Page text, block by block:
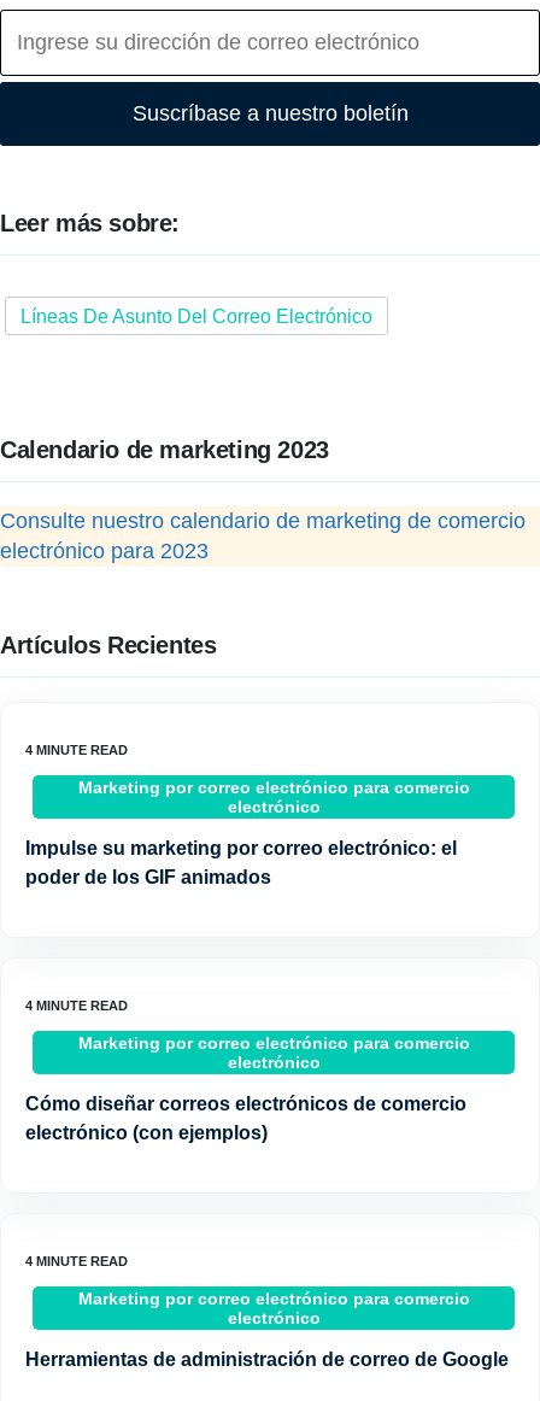
Suscríbase a nuestro boletín
Leer más sobre:
Líneas De Asunto Del Correo Electrónico
Calendario de marketing 2023
Consulte nuestro calendario de marketing de comercio
electrónico para 2023
Artículos Recientes
Marketing por correo electrónico para comercio
electrónico
Impulse su marketing por correo electrónico: el
poder de los GIF animados
Marketing por correo electrónico para comercio
electrónico
Cómo diseñar correos electrónicos de comercio
electrónico (con ejemplos)
Marketing por correo electrónico para comercio
electrónico
Herramientas de administración de correo de Google